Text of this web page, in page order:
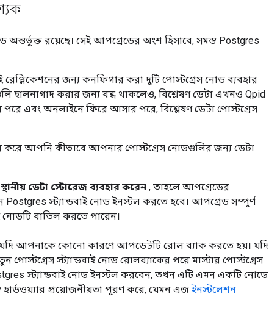
রয়েছে। সেই আপগ্রেডের অংশ হিসাবে, সমস্ত Postgres
রেপ্লিকেশনের জন্য কনফিগার করা দুটি পোস্টগ্রেস নোড ব্যবহার
হালনাগাদ করার জন্য বন্ধ থাকলেও, বিশ্লেষণ ডেটা এখনও Qpid
এবং অনলাইনে ফিরে আসার পরে, বিশ্লেষণ ডেটা পোস্টগ্রেস
করে আপনি কীভাবে আপনার পোস্টগ্রেস নোডগুলির জন্য ডেটা
ডেটা স্টোরেজ ব্যবহার করেন , তাহলে আপগ্রেডের
স্ট্যান্ডবাই নোড ইনস্টল করতে হবে। আপগ্রেড সম্পূর্ণ
বাতিল করতে পারেন।
যদি আপনাকে কোনো কারণে আপডেটটি রোল ব্যাক করতে হয়। যদি
স্ট্যান্ডবাই নোড রোলব্যাকের পরে মাস্টার পোস্টগ্রেস
স্ট্যান্ডবাই নোড ইনস্টল করবেন, তখন এটি এমন একটি নোডে
হার্ডওয়্যার প্রয়োজনীয়তা পূরণ করে, যেমন এজইনস্টলেশন